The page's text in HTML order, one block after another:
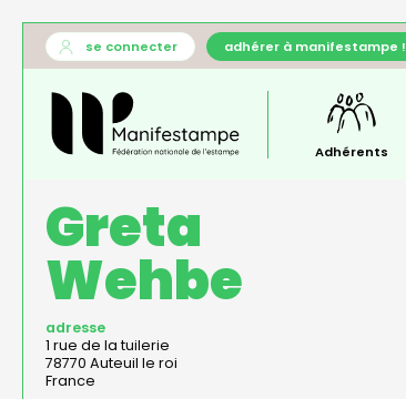
Aller
principal
User
account
menu
se connecter adhérer à manifestampe !
—
menu
principal
Adhérents
Greta
Wehbe
adresse
1 rue de la tuilerie
78770 Auteuil le roi
France